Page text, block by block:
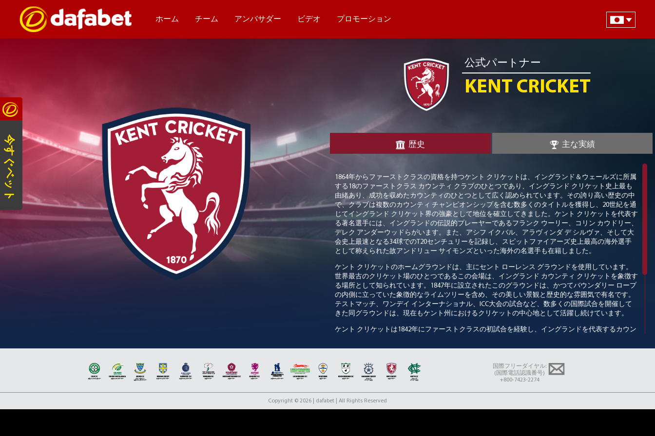
ホーム チーム アンバサダー ビデオ プロモーション
公式パートナー
KENT CRICKET
歴史 主な実績
1864年からファーストクラスの資格を持つケント クリケットは、イングランド＆ウェールズに所属
する 18のファーストクラス カウンティ クラブのひとつであり、イングランド クリケット史上最も
由緒あり、成功を収めたカウンティのひとつとして広く認められています。その誇り高い歴史の中
で、クラブは複数のカウンティ チャンピオンシップを含む数多くのタイトルを獲得し、 20世紀を通
じてイングランド クリケット界の強豪として地位を確立してきました。ケント クリケットを代表す
る著名選手には、イングランドの伝説的プレーヤーであるフランク ウーリー、コリン カウドリー、
デレク アンダーウッドらがいます。また、アシフ イクバル、アラヴィンダ デ シルヴァ、そして大
会史上最速となる 34球での T20センチュリーを記録し、スピットファイアーズ史上最高の海外選手
として称えられた故アンドリュー サイモンズといった海外の名選手も在籍しました。
ケント クリケットのホームグラウンドは、主にセント ローレンス グラウンドを使用しています。
世界最古のクリケット場のひとつであるこの会場は、イングランド カウンティ クリケットを象徴す
る場所として知られています。
1847年に設立されたこのグラウンドは、かつてバウンダリー ロープ
の内側に立っていた象徴的なライムツリーを含め、その美しい景観と歴史的な雰囲気で有名です。
テストマッチ、ワンデイ インターナショナル、 ICC大会の試合など、数多くの国際試合を開催して
きた同グラウンドは、現在もケント州におけるクリケットの中心地として活躍し続けています。
ケント クリケットは 1842年にファーストクラスの初試合を経験し、イングランドを代表するカウン
後、1970年代から80年代にはいわゆる黄金時代を迎えます。伝説的な選手たちが牽引し、世界トッ
おいて圧倒的な存在感を誇り、華やかで攻撃的なクリケットのスタイルで名声を博しました。
近年のケント
クリケットは、選手育成と地域貢献への強いコミットメントを維持しながら、国内す
べての競技形式でトップを争い続けています。熱心なサポーター、歴史ある本拠地グラウンド、そ
して数々の成功によって積み上げられた伝統を礎に、ケント
界において最も尊敬され、広く知られたクラブのひとつであり続けています。
今すぐベット
国際フリーダイヤル:
(国際電話認識番号)
+800-7423-2274
Copyright © 2026 | dafabet | All Rights Reserved